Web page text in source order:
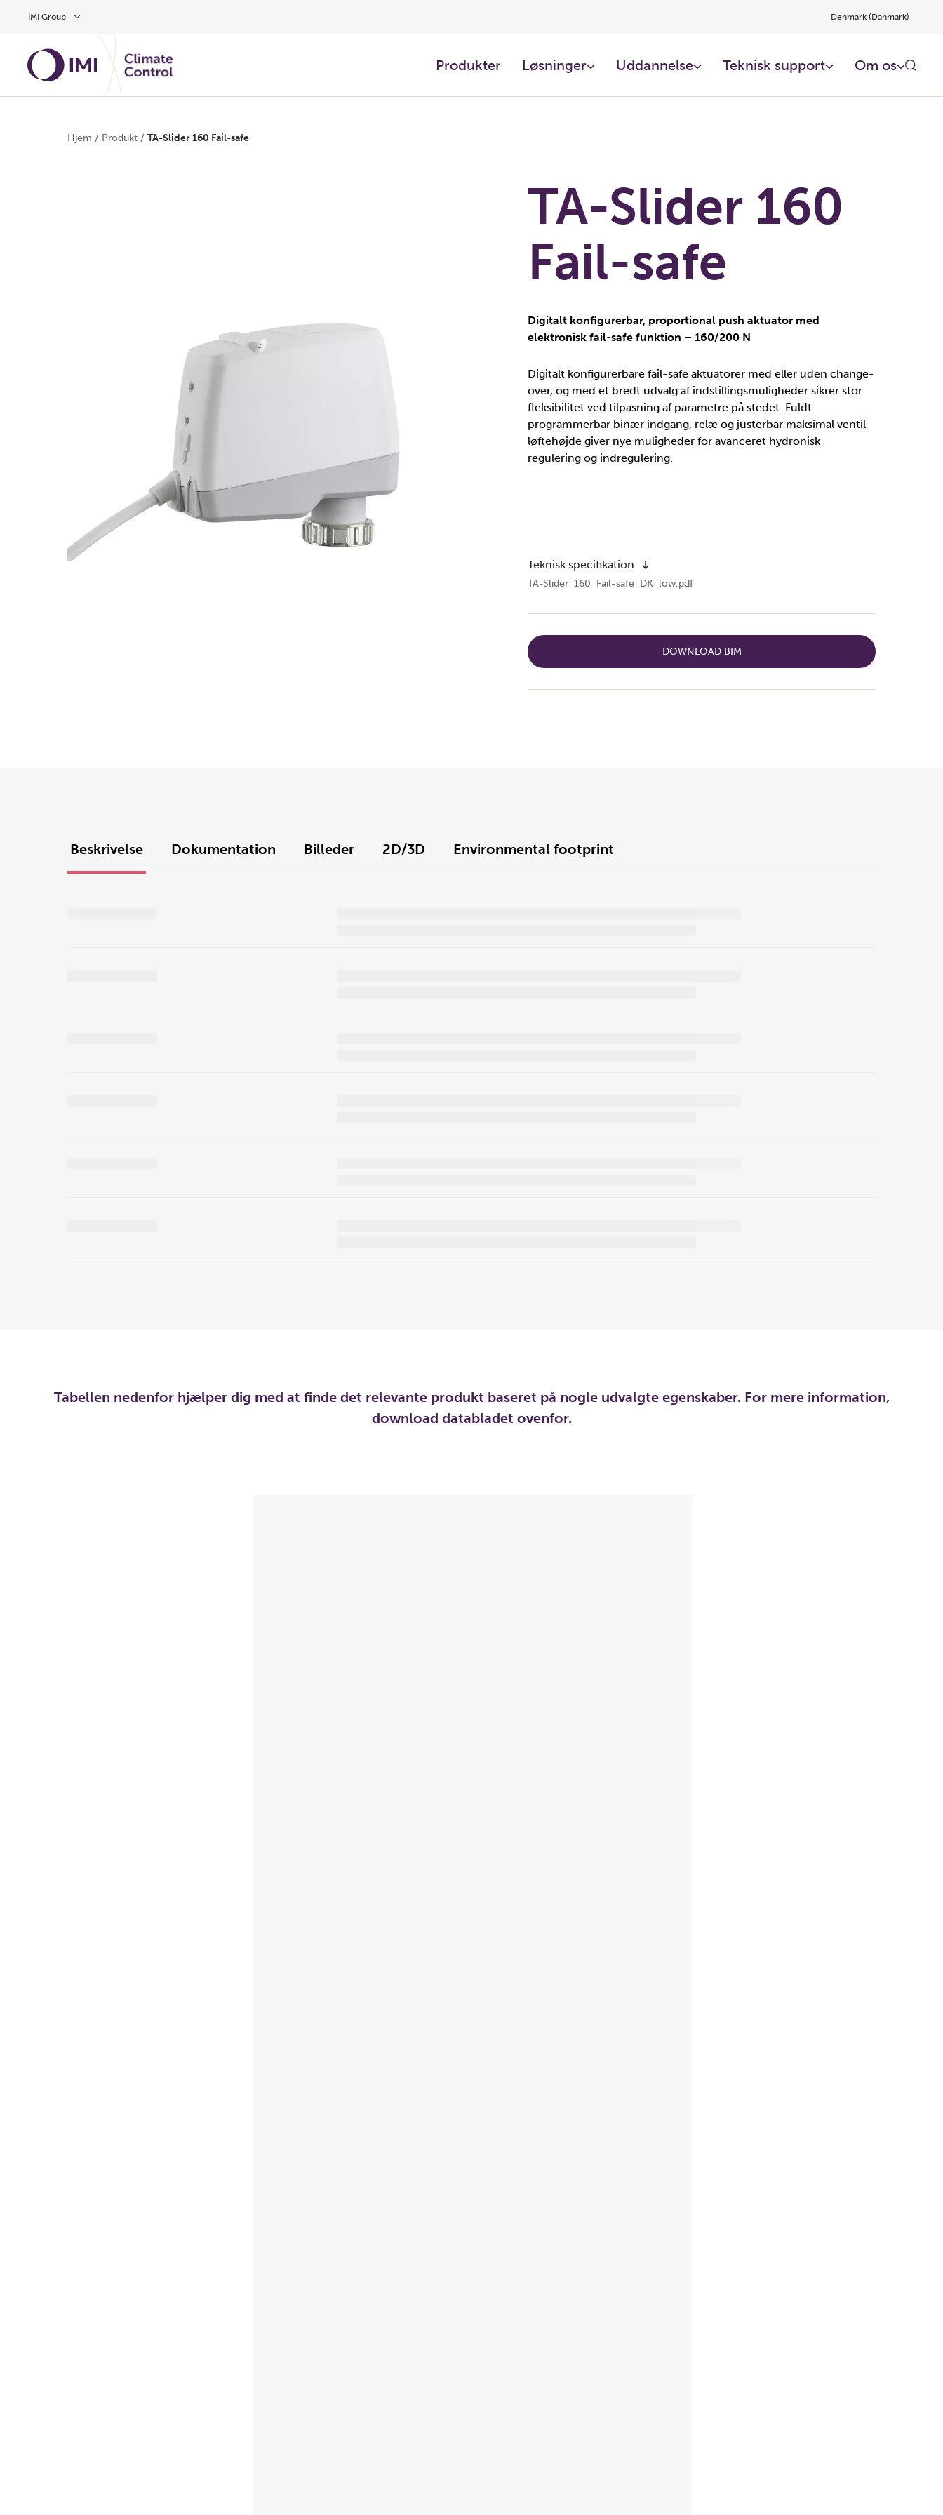
IMI Group Denmark (Danmark)
Produkter Løsninger Uddannelse Teknisk support Om os
Hjem / Produkt / TA-Slider 160 Fail-safe
TA-Slider 160
Fail-safe
Digitalt konfigurerbar, proportional push aktuator med
elektronisk fail-safe funktion – 160/200 N
Digitalt konfigurerbare fail-safe aktuatorer med eller uden change-
over, og med et bredt udvalg af indstillingsmuligheder sikrer stor
fleksibilitet ved tilpasning af parametre på stedet. Fuldt
programmerbar binær indgang, relæ og justerbar maksimal ventil
løftehøjde giver nye muligheder for avanceret hydronisk
regulering og indregulering.
Teknisk specifikation
TA-Slider_160_Fail-safe_DK_low.pdf
DOWNLOAD BIM
Beskrivelse Dokumentation Billeder 2D/3D Environmental footprint
Tabellen nedenfor hjælper dig med at finde det relevante produkt baseret på nogle udvalgte egenskaber. For mere information,
download databladet ovenfor.